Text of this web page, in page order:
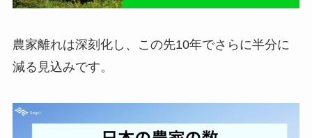
農家離れは深刻化し、この先10年でさらに半分に
減る見込みです。